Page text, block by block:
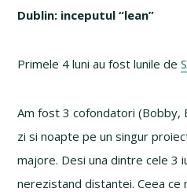
Dublin: inceputul “lean”
Primele 4 luni au fost lunile de
Am fost 3 cofondatori (Bobby,
zi si noapte pe un singur
majore. Desi una dintre cele 3
nerezistand distantei. Ceea